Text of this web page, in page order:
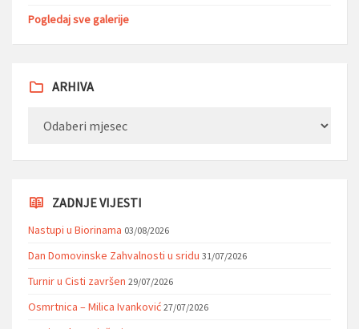
Pogledaj sve galerije
ARHIVA
ZADNJE VIJESTI
Nastupi u Biorinama 03/08/2026
Dan Domovinske Zahvalnosti u sridu 31/07/2026
Turnir u Cisti završen 29/07/2026
Osmrtnica – Milica Ivanković 27/07/2026